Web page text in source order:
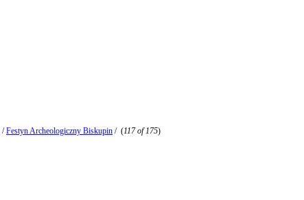
/Festyn Archeologiczny Biskupin / (117 of 175)